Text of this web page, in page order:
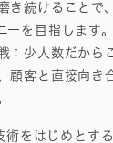
き続けることで
ーを目指します。
：少人数だから
顧客と直接向き
術をはじめとす